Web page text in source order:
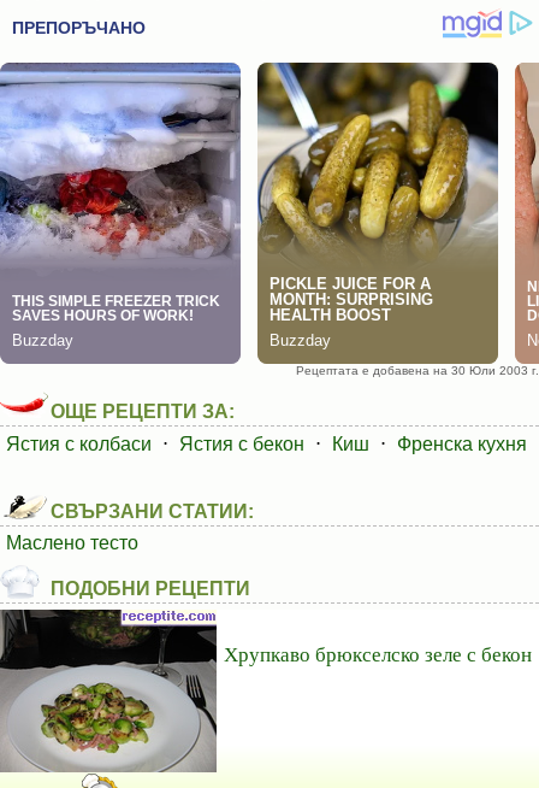
Рецептата е добавена на 30 Юли 2003 г.
ОЩЕ РЕЦЕПТИ ЗА:
Ястия с колбаси
⋅ Ястия с бекон ⋅ Киш ⋅ Френска кухня
СВЪРЗАНИ СТАТИИ:
Маслено тесто
ПОДОБНИ РЕЦЕПТИ
Хрупкаво брюкселско зеле с бекон